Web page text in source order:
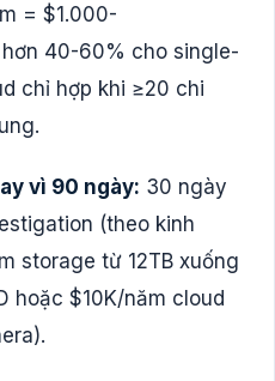
= $1.000-
40-60% cho single-
chỉ hợp khi ≥20 chi
vì 90 ngày: 30 ngày
(theo kinh
storage từ 12TB xuống
hoặc $10K/năm cloud